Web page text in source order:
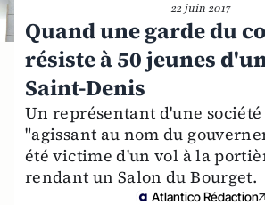
22 juin 2017
Quand une garde du
résiste à 50 jeunes
Saint-Denis
Un représentant d'une
"agissant au nom du
été victime d'un vol à la
rendant un Salon du Bourget.
Atlantico Rédaction